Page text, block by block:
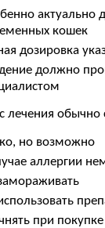
актуально
кошек
дозировка
должно
лечения обычно
но возможно
аллергии
при покупке